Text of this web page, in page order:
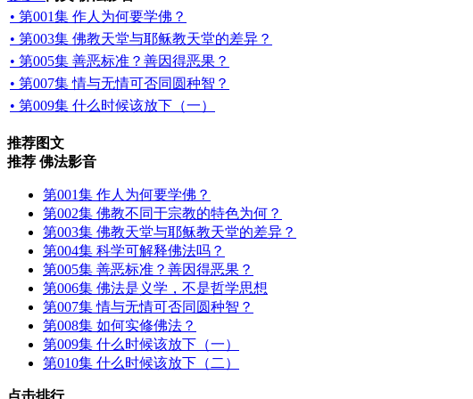
• 第001集 作人为何要学佛？
• 第003集 佛教天堂与耶稣教天堂的差异？
• 第005集 善恶标准？善因得恶果？
• 第007集 情与无情可否同圆种智？
• 第009集 什么时候该放下（一）
推荐图文
推荐 佛法影音
第001集 作人为何要学佛？
第002集 佛教不同于宗教的特色为何？
第003集 佛教天堂与耶稣教天堂的差异？
第004集 科学可解释佛法吗？
第005集 善恶标准？善因得恶果？
第006集 佛法是义学，不是哲学思想
第007集 情与无情可否同圆种智？
第008集 如何实修佛法？
第009集 什么时候该放下（一）
第010集 什么时候该放下（二）